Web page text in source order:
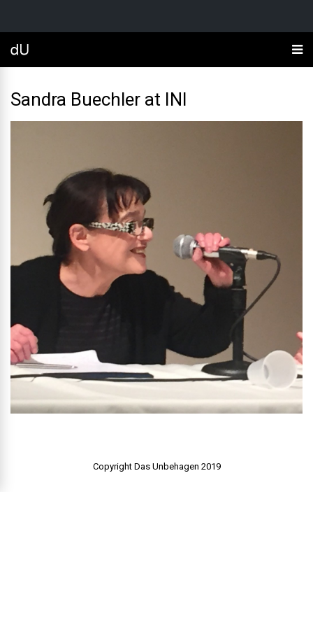
Sandra Buechler at INI
Copyright Das Unbehagen 2019